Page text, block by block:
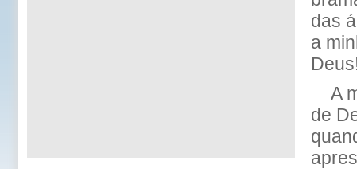
das
a
A
de